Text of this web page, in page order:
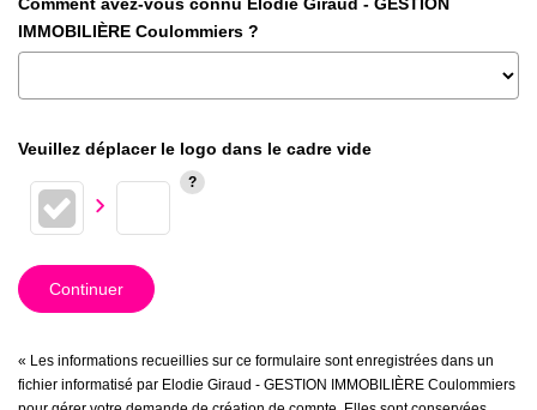
IMMOBILIÈRE Coulommiers ?
Veuillez déplacer le logo dans le cadre vide
Continuer
« Les informations recueillies sur ce formulaire sont enregistrées dans un
fichier informatisé par Elodie Giraud - GESTION IMMOBILIÈRE Coulommiers